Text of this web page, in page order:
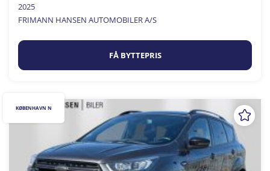
2025
FRIMANN HANSEN AUTOMOBILER A/S
FÅ BYTTEPRIS
KØBENHAVN N